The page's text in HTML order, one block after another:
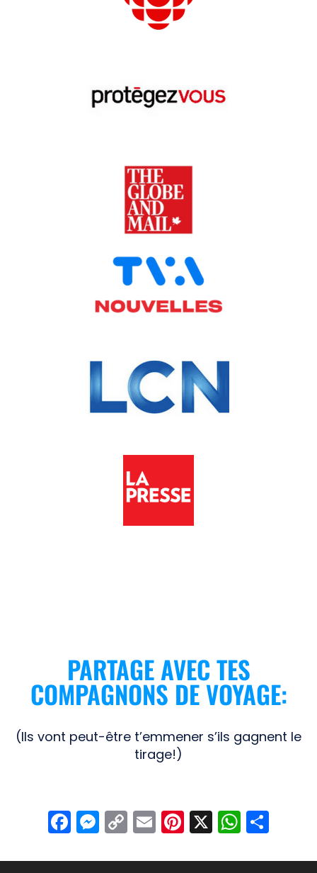
PARTAGE AVEC TES
COMPAGNONS DE VOYAGE:
(Ils vont peut-être t’emmener s’ils gagnent le
tirage!)
F
c
M
ss
C
p
E
ail
Pi
er
X
W
at ar